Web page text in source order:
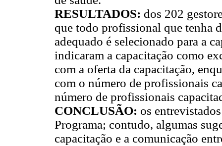
RESULTADOS: dos 202
que todo profissional que tenha
adequado é selecionado para a
indicaram a capacitação como
com a oferta da capacitação,
com o número de profissionais
número de profissionais
CONCLUSÃO: os
Programa; contudo, algumas
capacitação e a comunicação